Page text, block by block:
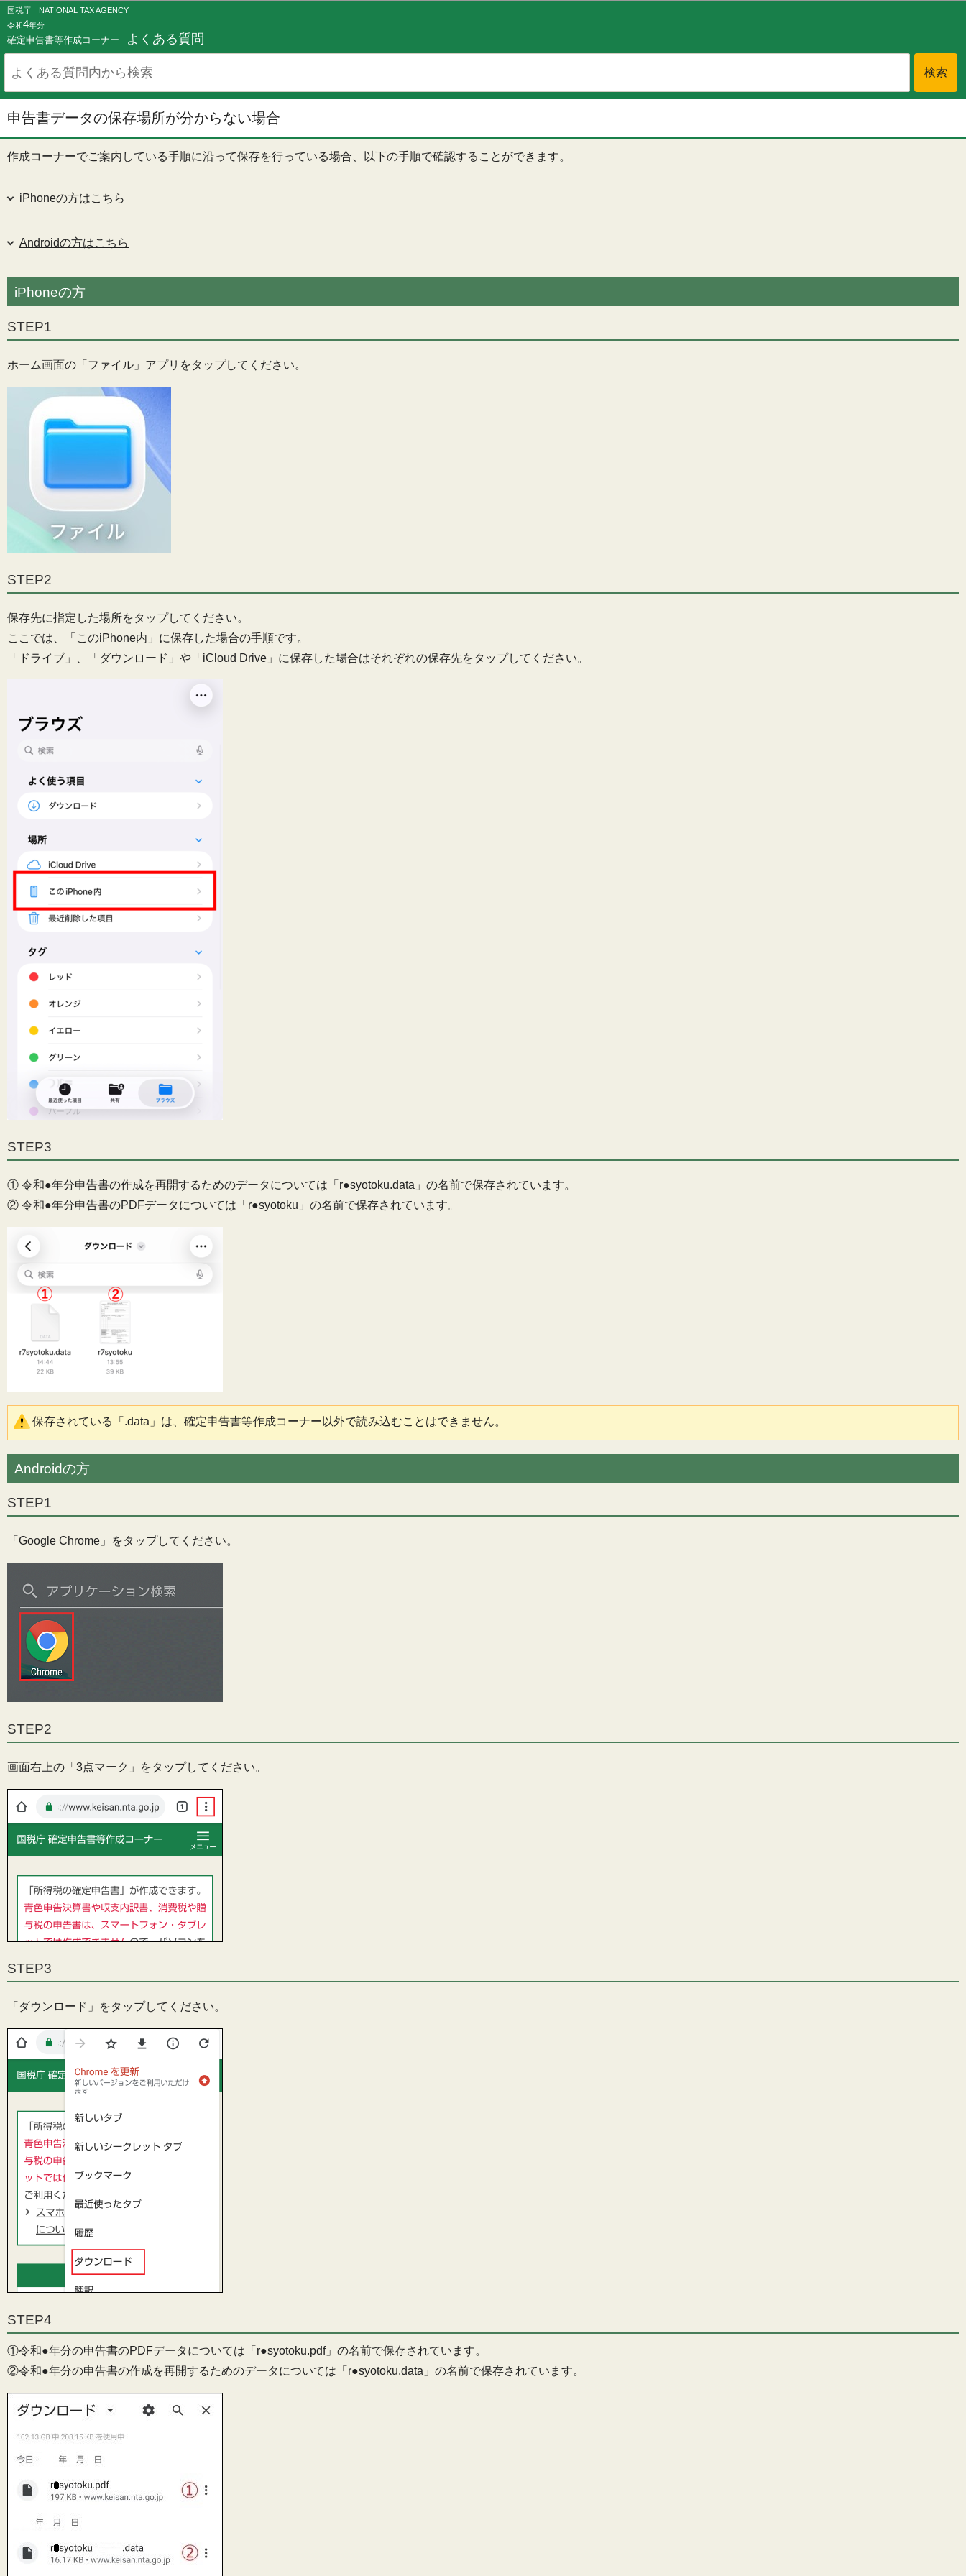
国税庁 NATIONAL TAX AGENCY
令和4年分
確定申告書等作成コーナー よくある質問
申告書データの保存場所が分からない場合
作成コーナーでご案内している手順に沿って保存を行っている場合、以下の手順で確認することができます。
iPhoneの方はこちら
Androidの方はこちら
iPhoneの方
STEP1
ホーム画面の「ファイル」アプリをタップしてください。
STEP2
保存先に指定した場所をタップしてください。
ここでは、「このiPhone内」に保存した場合の手順です。
「ドライブ」、「ダウンロード」や「iCloud Drive」に保存した場合はそれぞれの保存先をタップしてください。
STEP3
① 令和●年分申告書の作成を再開するためのデータについては「r●syotoku.data」の名前で保存されています。
② 令和●年分申告書のPDFデータについては「r●syotoku」の名前で保存されています。
保存されている「.data」は、確定申告書等作成コーナー以外で読み込むことはできません。
Androidの方
STEP1
「Google Chrome」をタップしてください。
STEP2
画面右上の「3点マーク」をタップしてください。
STEP3
「ダウンロード」をタップしてください。
STEP4
①令和●年分の申告書のPDFデータについては「r●syotoku.pdf」の名前で保存されています。
②令和●年分の申告書の作成を再開するためのデータについては「r●syotoku.data」の名前で保存されています。